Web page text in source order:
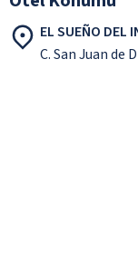
EL SUEÑO DEL
C. San Juan de